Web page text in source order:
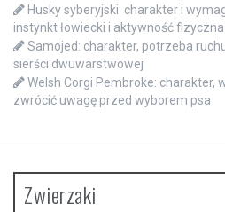
Husky syberyjski: charakter i
instynkt łowiecki i aktywność
Samojed: charakter, potrzeba
sierści dwuwarstwowej
Welsh Corgi Pembroke: charakter,
zwrócić uwagę przed wyborem psa
Zwierzaki